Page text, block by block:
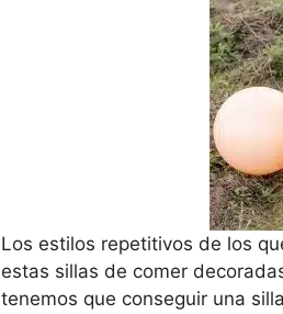
Los estilos repetitivos de los
estas sillas de comer
tenemos que conseguir una